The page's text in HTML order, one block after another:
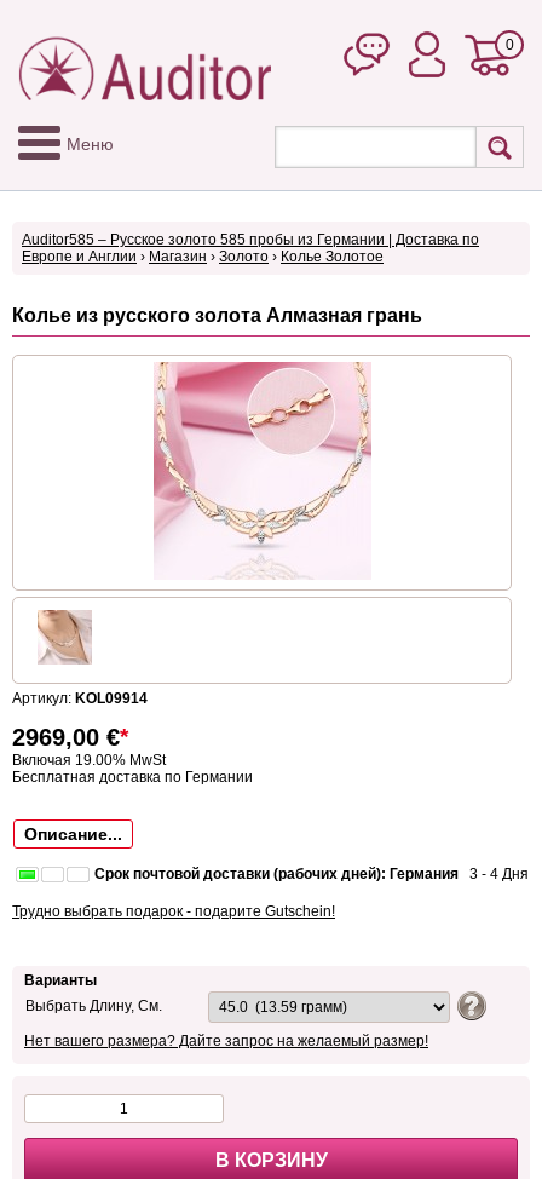
0
Меню
Auditor585 – Русское золото 585 пробы из Германии | Доставка по
Европе и Англии › Магазин › Золото › Колье Золотое
Колье из русского золота Алмазная грань
Артикул: KOL09914
2969,00 €*
Включая 19.00% MwSt
Бесплатная доставка по Германии
Описание...
Срок почтовой доставки (рабочих дней): Германия 3 - 4 Дня
Трудно выбрать подарок - подарите Gutschein!
Варианты
Выбрать Длину, См.
Нет вашего размера? Дайте запрос на желаемый размер!
В КОРЗИНУ